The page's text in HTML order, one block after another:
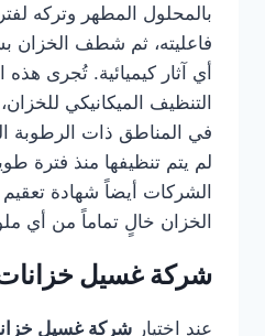
بالمحلول المطهر وتركه
فاعليته، ثم شطف
أي آثار كيميائية. تُجرى هذه
التنظيف الميكانيكي
في المناطق ذات الرطوبة
لم يتم تنظيفها منذ فترة
الشركات أيضاً شهادة
الخزان خالٍ تماماً من أي
شركة غسيل
عند اختيار شركة غسيل